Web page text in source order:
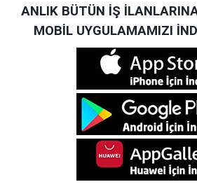
ANLIK BÜTÜN İŞ
MOBİL UYGULAMAMIZI